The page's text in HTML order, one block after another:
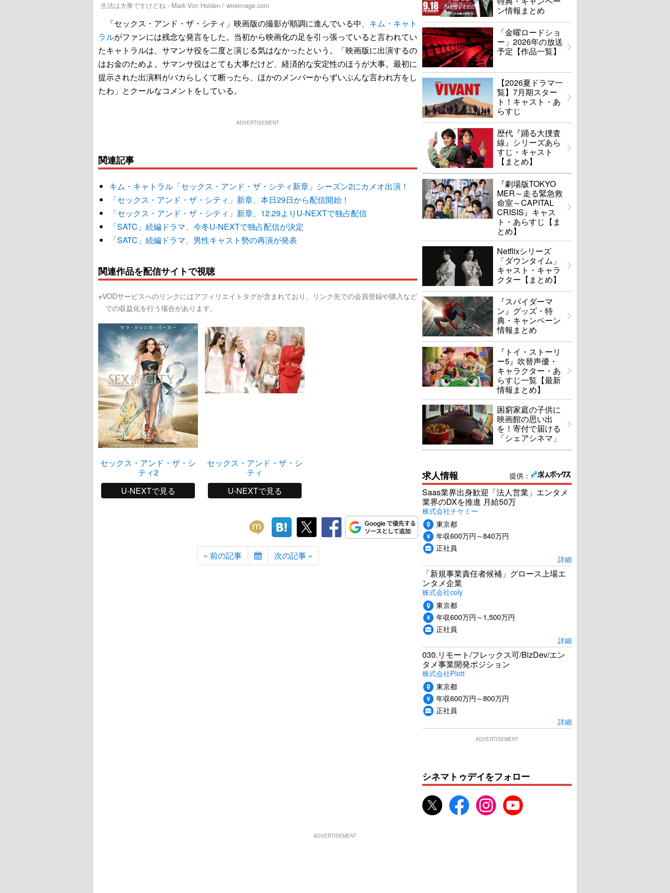
生活は大事ですけどね - Mark Von Holden / wireimage.com
「セックス・アンド・ザ・シティ」映画版の撮影が順調に進んでいる中、 キム・キャト
ラルがファンには残念な発言をした。当初から映画化の足を引っ張っていると言われてい
たキャトラルは、サマンサ役を二度と演じる気はなかったという。「映画版に出演するの
はお金のためよ。サマンサ役はとても大事だけど、経済的な安定性のほうが大事。最初に
提示された出演料がバカらしくて断ったら、ほかのメンバーからずいぶんな言われ方をし
たわ」とクールなコメントをしている。
ADVERTISEMENT
関連記事
キム・キャトラル「セックス・アンド・ザ・シティ新章」シーズン2にカメオ出演！
「セックス・アンド・ザ・シティ」新章、本日29日から配信開始！
「セックス・アンド・ザ・シティ」新章、12.29よりU-NEXTで独占配信
「SATC」続編ドラマ、今冬U-NEXTで独占配信が決定
「SATC」続編ドラマ、男性キャスト勢の再演が発表
関連作品を配信サイトで視聴
※VODサービスへのリンクにはアフィリエイトタグが含まれており、リンク先での会員登録や購入など
での収益化を行う場合があります。
セックス・アンド・ザ・シ
ティ2
U-NEXTで見る
セックス・アンド・ザ・シ
ティ
U-NEXTで見る
« 前の記事 次の記事 »
ン情報まとめ
「金曜ロードショ
ー」2026年の放送
予定【作品一覧】
【2026夏ドラマ一
覧】7月期スター
ト！キャスト・あ
らすじ
歴代『踊る大捜査
線』シリーズあら
すじ・キャスト
【まとめ】
『劇場版TOKYO
MER～走る緊急救
命室～CAPITAL
CRISIS』キャス
ト・あらすじ【ま
とめ】
Netflixシリーズ
「ダウンタイム」
キャスト・キャラ
クター【まとめ】
『スパイダーマ
ン』グッズ・特
典・キャンペーン
情報まとめ
『トイ・ストーリ
ー5』吹替声優・
キャラクター・あ
らすじ一覧【最新
情報まとめ】
困窮家庭の子供に
映画館の思い出
を！寄付で届ける
「シェアシネマ」
提供：
求人情報
Saas業界出身歓迎「法人営業」エンタメ
業界のDXを推進 月給50万
株式会社チケミー
東京都
年収600万円～840万円
正社員
詳細
「新規事業責任者候補」グロース上場エ
ンタメ企業
株式会社coly
東京都
年収600万円～1,500万円
正社員
詳細
030.リモート/フレックス可/BizDev/エン
タメ事業開発ポジション
株式会社Plott
東京都
年収600万円～800万円
正社員
詳細
ADVERTISEMENT
シネマトゥデイをフォロー
ADVERTISEMENT